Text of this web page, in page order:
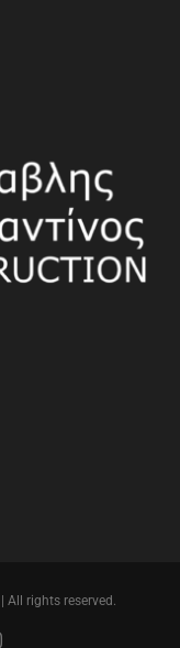
All rights reserved.